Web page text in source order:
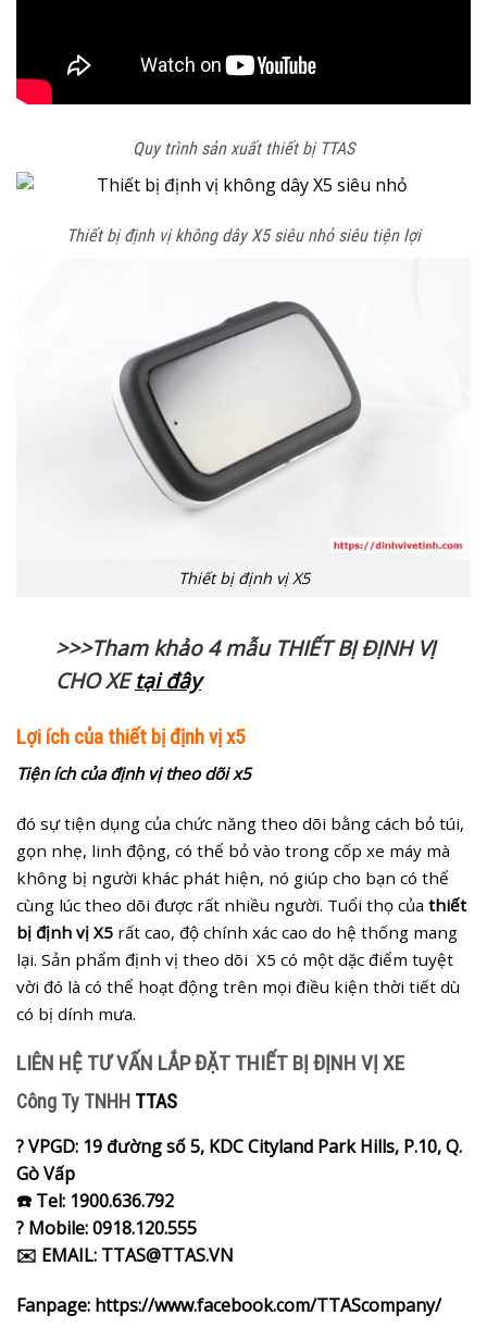
Quy trình sản xuất thiết bị TTAS
Thiết bị định vị không dây X5 siêu nhỏ siêu tiện lợi
Thiết bị định vị X5
>>>Tham khảo 4 mẫu THIẾT BỊ ĐỊNH VỊ
CHO XEtại đây
Lợi ích của thiết bị định vị x5
Tiện ích của định vị theo dõi x5
đó sự tiện dụng của chức năng theo dõi bằng cách bỏ túi,
gọn nhẹ, linh động, có thể bỏ vào trong cốp xe máy mà
không bị người khác phát hiện, nó giúp cho bạn có thể
cùng lúc theo dõi được rất nhiều người. Tuổi thọ của thiết
bị định vị X5 rất cao, độ chính xác cao do hệ thống mang
lại. Sản phẩm định vị theo dõi X5 có một dặc điểm tuyệt
vời đó là có thể hoạt động trên mọi điều kiện thời tiết dù
có bị dính mưa.
LIÊN HỆ TƯ VẤN LẮP ĐẶT THIẾT BỊ ĐỊNH VỊ XE
Công Ty TNHH TTAS
? VPGD: 19 đường số 5, KDC Cityland Park Hills, P.10, Q.
Gò Vấp
☎️ Tel: 1900.636.792
? Mobile: 0918.120.555
✉️ EMAIL: TTAS@TTAS.VN
Fanpage: https://www.facebook.com/TTAScompany/